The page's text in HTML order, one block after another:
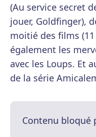
(Au service secret
jouer, Goldfinger),
moitié des films
également les
avec les Loups. Et
de la série
Contenu bloqué